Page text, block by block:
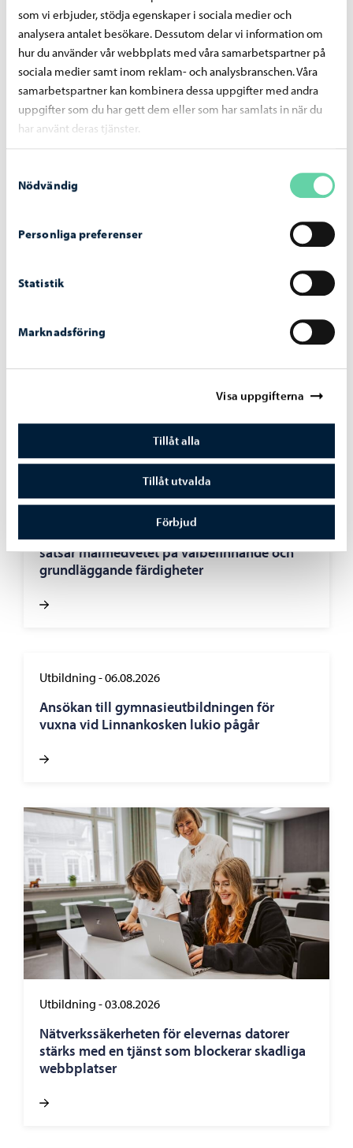
som vi erbjuder, stödja egenskaper i sociala medier och
analysera antalet besökare. Dessutom delar vi information om
hur du använder vår webbplats med våra samarbetspartner på
sociala medier samt inom reklam- och analysbranschen. Våra
samarbetspartner kan kombinera dessa uppgifter med andra
uppgifter som du har gett dem eller som har samlats in när du
har använt deras tjänster.
Nödvändig
Personliga preferenser
Statistik
Marknadsföring
Visa uppgifterna
Tillåt alla
Tillåt utvalda
Förbjud
Ansökningstiden till de lediga arbetsplatserna tar slut
4.2.2025 kl. 15. Det finns både ordinarie anställningar och
visstidsanställningar att söka. Borgå stads lediga
arbetsplatser finns samlade här
Lediga arbetsplatser
Dela på Facebook
Utbildning-10.08.2026
Skolorna i Borgå börjar på onsdag – man
satsar målmedvetet på välbefinnande och
grundläggande färdigheter
Utbildning -06.08.2026
Ansökan till gymnasieutbildningen för
vuxna vid Linnankosken lukio pågår
Utbildning -03.08.2026
Nätverkssäkerheten för elevernas datorer
stärks med en tjänst som blockerar skadliga
webbplatser